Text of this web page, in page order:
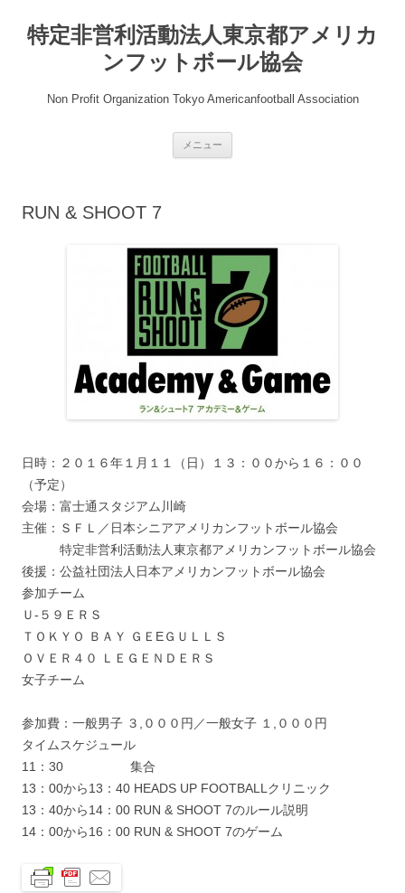
テ
ン
特定非営利活動法人東京都アメリカ
ンフットボール協会
Non Profit Organization Tokyo Americanfootball Association
メニュー
RUN & SHOOT 7
日時：２０１６年１月１１（日）１３：００から１６：００
（予定）
会場：富士通スタジアム川崎
主催：ＳＦＬ／日本シニアアメリカンフットボール協会
特定非営利活動法人東京都アメリカンフットボール協会
後援：公益社団法人日本アメリカンフットボール協会
参加チーム
Ｕ-５９ＥＲＳ
ＴＯＫＹＯ ＢＡＹ ＧＥEＧＵＬＬＳ
ＯＶＥＲ４０ ＬＥＧＥＮＤＥＲＳ
女子チーム
参加費：一般男子 ３,０００円／一般女子 １,０００円
タイムスケジュール
11：30 集合
13：00から13：40 HEADS UP FOOTBALLクリニック
13：40から14：00 RUN & SHOOT 7のルール説明
14：00から16：00 RUN & SHOOT 7のゲーム